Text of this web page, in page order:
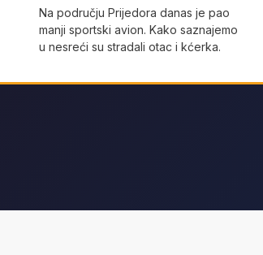
Na području Prijedora danas je pao
manji sportski avion. Kako saznajemo
u nesreći su stradali otac i kćerka.